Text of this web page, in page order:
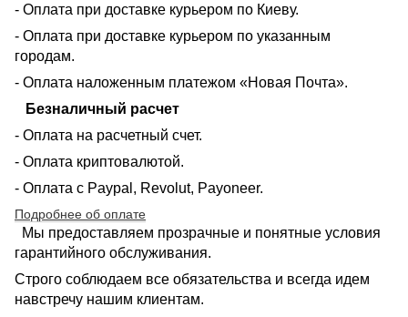
- Оплата при доставке курьером по Киеву.
- Оплата при доставке курьером по указанным
городам.
- Оплата наложенным платежом «Новая Почта».
Безналичный расчет
- Оплата на расчетный счет.
- Оплата криптовалютой.
- Оплата с Paypal, Revolut, Payoneer.
Подробнее об оплате
Мы предоставляем прозрачные и понятные условия
гарантийного обслуживания.
Строго соблюдаем все обязательства и всегда идем
навстречу нашим клиентам.